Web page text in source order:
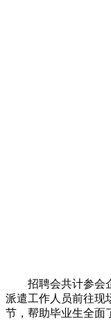
招聘会共计参会企
派遣工作人员前往现
节，帮助毕业生全面